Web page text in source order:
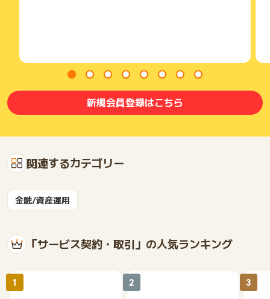
新規会員登録はこちら
関連するカテゴリー
金融/資産運用
「サービス契約・取引」の人気ランキング
1 2 3